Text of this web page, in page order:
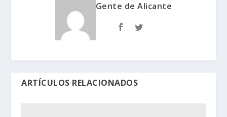
Gente de Alicante
ARTÍCULOS RELACIONADOS